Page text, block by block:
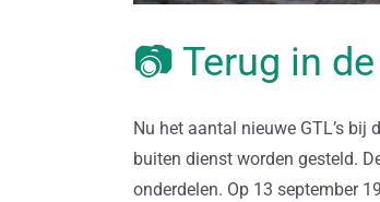
📷 Terug in
Nu het aantal nieuwe GTL’s bij
buiten dienst worden gesteld.
onderdelen. Op 13 september